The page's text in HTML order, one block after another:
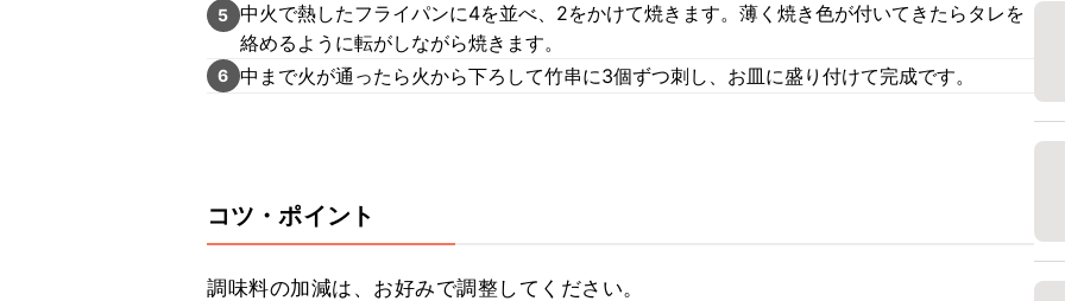
5 中火で熱したフライパンに4を並べ、2をかけて焼きます。薄く焼き色が付いてきたらタレを
絡めるように転がしながら焼きます。
6 中まで火が通ったら火から下ろして竹串に3個ずつ刺し、お皿に盛り付けて完成です。
コツ・ポイント
調味料の加減は、お好みで調整してください。